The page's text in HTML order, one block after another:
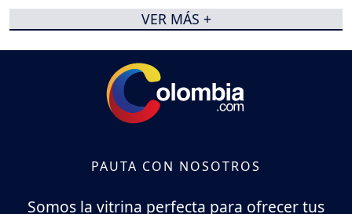
VER MÁS +
PAUTA CON NOSOTROS
Somos la vitrina perfecta para ofrecer tus